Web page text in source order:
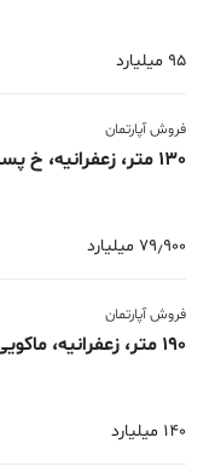
95 میلیارد
فروش آپارتمان
130 متر، زعفرانیه، خ پسیان
79٫900 میلیارد
فروش آپارتمان
190 متر، زعفرانیه، ماکویی پور شمالی
140 میلیارد